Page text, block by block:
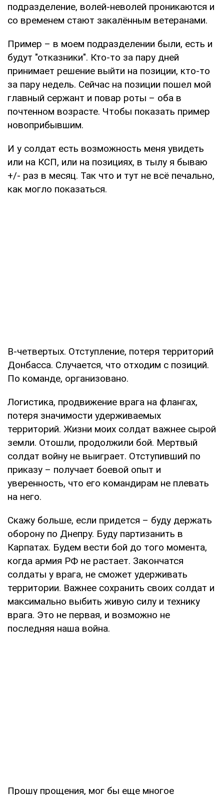
подразделение, волей-неволей проникаются и
со временем стают закалённым ветеранами.
Пример – в моем подразделении были, есть и
будут "отказники". Кто-то за пару дней
принимает решение выйти на позиции, кто-то
за пару недель. Сейчас на позиции пошел мой
главный сержант и повар роты – оба в
почтенном возрасте. Чтобы показать пример
новоприбывшим.
И у солдат есть возможность меня увидеть
или на КСП, или на позициях, в тылу я бываю
+/- раз в месяц. Так что и тут не всё печально,
как могло показаться.
В-четвертых. Отступление, потеря территорий
Донбасса. Случается, что отходим с позиций.
По команде, организовано.
Логистика, продвижение врага на флангах,
потеря значимости удерживаемых
территорий. Жизни моих солдат важнее сырой
земли. Отошли, продолжили бой. Мертвый
солдат войну не выиграет. Отступивший по
приказу – получает боевой опыт и
уверенность, что его командирам не плевать
на него.
Скажу больше, если придется – буду держать
оборону по Днепру. Буду партизанить в
Карпатах. Будем вести бой до того момента,
когда армия РФ не растает. Закончатся
солдаты у врага, не сможет удерживать
территории. Важнее сохранить своих солдат и
максимально выбить живую силу и технику
врага. Это не первая, и возможно не
последняя наша война.
Прошу прощения, мог бы еще многое